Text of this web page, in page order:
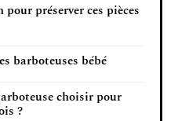
préserver ces pièces
barboteuses bébé
choisir pour
?